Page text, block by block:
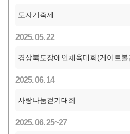
도자기축제
2025. 05. 22
경상북도장애인체육대회(게이트
2025. 06. 14
사랑나눔걷기대회
2025. 06. 25~27